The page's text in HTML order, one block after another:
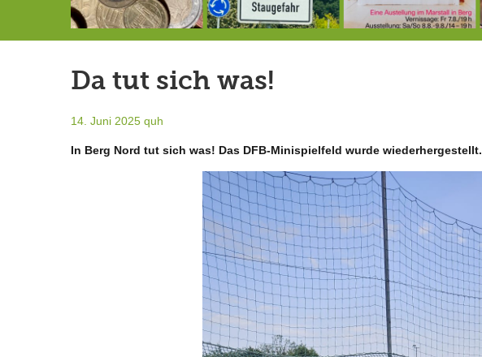
Da tut sich was!
14. Juni 2025 quh
In Berg Nord tut sich was! Das DFB-Minispielfeld wurde wiederhergestellt.